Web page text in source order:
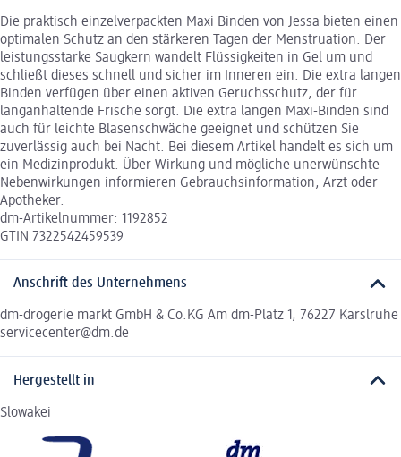
Die praktisch einzelverpackten Maxi Binden von Jessa bieten einen
optimalen Schutz an den stärkeren Tagen der Menstruation. Der
leistungsstarke Saugkern wandelt Flüssigkeiten in Gel um und
schließt dieses schnell und sicher im Inneren ein. Die extra langen
Binden verfügen über einen aktiven Geruchsschutz, der für
langanhaltende Frische sorgt. Die extra langen Maxi-Binden sind
auch für leichte Blasenschwäche geeignet und schützen Sie
zuverlässig auch bei Nacht. Bei diesem Artikel handelt es sich um
ein Medizinprodukt. Über Wirkung und mögliche unerwünschte
Nebenwirkungen informieren Gebrauchsinformation, Arzt oder
Apotheker.
dm-Artikelnummer: 1192852
GTIN 7322542459539
Anschrift des Unternehmens
dm-drogerie markt GmbH & Co.KG Am dm-Platz 1, 76227 Karslruhe
servicecenter@dm.de
Hergestellt in
Slowakei